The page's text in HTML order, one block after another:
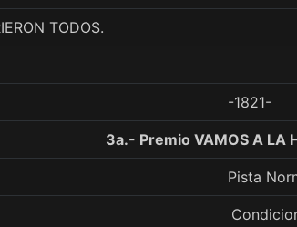
TODOS.
-1821-
3a.- Premio VAMOS A LA
Pista